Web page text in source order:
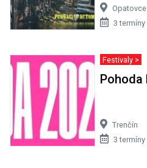
Opatovce
3 termíny
Festivaly >
Pohoda
Trenčín
3 termíny